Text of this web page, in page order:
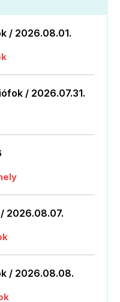
/ 2026.08.01.
/ 2026.07.31.
2026.08.07.
/ 2026.08.08.